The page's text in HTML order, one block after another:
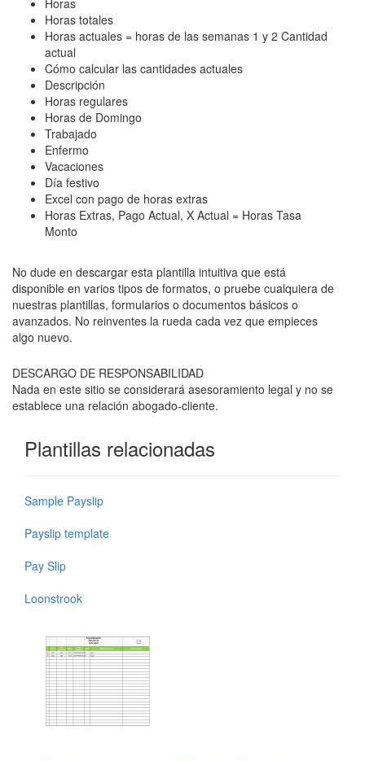
Horas
Horas totales
Horas actuales = horas de las semanas 1 y 2 Cantidad
actual
Cómo calcular las cantidades actuales
Descripción
Horas regulares
Horas de Domingo
Trabajado
Enfermo
Vacaciones
Día festivo
Excel con pago de horas extras
Horas Extras, Pago Actual, X Actual = Horas Tasa
Monto
No dude en descargar esta plantilla intuitiva que está
disponible en varios tipos de formatos, o pruebe cualquiera de
nuestras plantillas, formularios o documentos básicos o
avanzados. No reinventes la rueda cada vez que empieces
algo nuevo.
DESCARGO DE RESPONSABILIDAD
Nada en este sitio se considerará asesoramiento legal y no se
establece una relación abogado-cliente.
Plantillas relacionadas
Sample Payslip
Payslip template
Pay Slip
Loonstrook